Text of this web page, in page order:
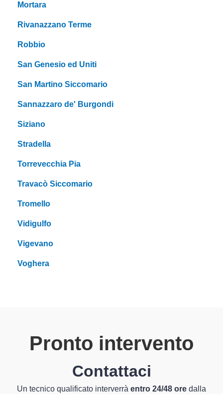
Mortara
Rivanazzano Terme
Robbio
San Genesio ed Uniti
San Martino Siccomario
Sannazzaro de' Burgondi
Siziano
Stradella
Torrevecchia Pia
Travacò Siccomario
Tromello
Vidigulfo
Vigevano
Voghera
Pronto intervento
Contattaci
Un tecnico qualificato interverrà entro 24/48 ore dalla